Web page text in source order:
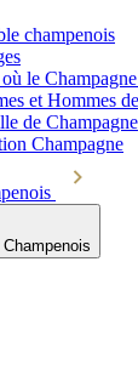
champenois
le
et Hommes
de Champagne
Champagne
Champenois